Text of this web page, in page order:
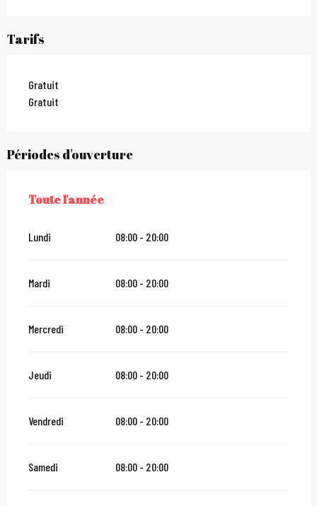
Tarifs
Gratuit
Gratuit
Périodes d'ouverture
TOUTE L'ANNÉE
Toute l'année
Lundi 08:00 - 20:00
Mardi 08:00 - 20:00
Mercredi 08:00 - 20:00
Jeudi 08:00 - 20:00
Vendredi 08:00 - 20:00
Samedi 08:00 - 20:00